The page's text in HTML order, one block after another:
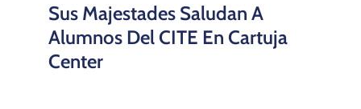
Sus Majestades Saludan A
Alumnos Del CITE En Cartuja
Center